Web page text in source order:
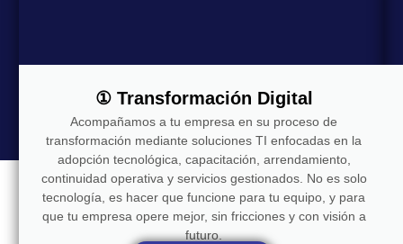
① Transformación Digital
Acompañamos a tu empresa en su proceso de
transformación mediante soluciones TI enfocadas en la
adopción tecnológica, capacitación, arrendamiento,
continuidad operativa y servicios gestionados. No es solo
tecnología, es hacer que funcione para tu equipo, y para
que tu empresa opere mejor, sin fricciones y con visión a
futuro.